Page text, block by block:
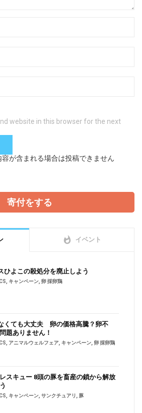
website in this browser for the next
が含まれる場合は投稿できません
寄付をする
whatshot イベント
ひよこの殺処分を廃止しよう
キャンペーン 卵 採卵鶏
くても大丈夫 卵の価格高騰？卵不
題ありません！
アニマルウェルフェア キャンペーン 卵 採卵鶏
スキュー 8頭の豚を畜産の鎖から解放
キャンペーン サンクチュアリ 豚